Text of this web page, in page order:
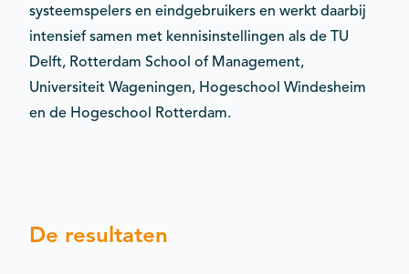
systeemspelers en eindgebruikers en werkt daarbij
intensief samen met kennisinstellingen als de TU
Delft, Rotterdam School of Management,
Universiteit Wageningen, Hogeschool Windesheim
en de Hogeschool Rotterdam.
De resultaten